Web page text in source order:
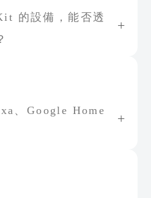
的設備，能否透
、Google Home